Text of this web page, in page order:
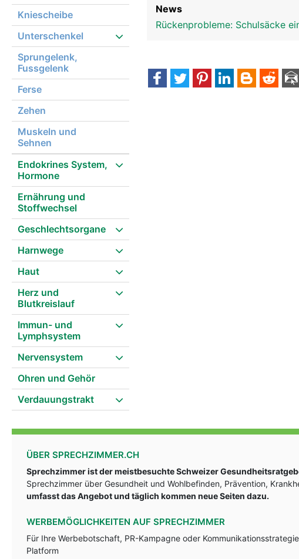
Kniescheibe
Unterschenkel
Sprungelenk,
Fussgelenk
Ferse
Zehen
Muskeln und
Sehnen
Endokrines System,
Hormone
Ernährung und
Stoffwechsel
Geschlechtsorgane
Harnwege
Haut
Herz und
Blutkreislauf
Immun- und
Lymphsystem
Nervensystem
Ohren und Gehör
Verdauungstrakt
News
Rückenprobleme: Schulsäcke
ÜBER SPRECHZIMMER.CH
Sprechzimmer ist der meistbesuchte Schweizer
Sprechzimmer über Gesundheit und Wohlbefinden, Prävention,
umfasst das Angebot und täglich kommen neue Seiten dazu.
WERBEMÖGLICHKEITEN AUF SPRECHZIMMER
Für Ihre Werbebotschaft, PR-Kampagne oder
Platform